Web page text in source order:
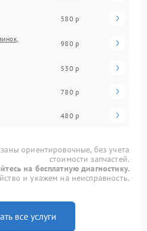
580 р
980 р
530 р
780 р
480 р
ориентировочные, без учета
стоимости запчастей.
на бесплатную диагностику.
и укажем на неисправность.
все услуги